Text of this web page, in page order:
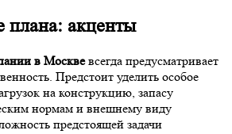
плана: акценты
в Москвевсегда предусматривает
Предстоит уделить особое
на конструкцию, запасу
нормам и внешнему виду
предстоящей задачи